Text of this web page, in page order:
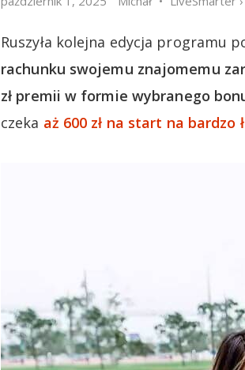
Ruszyła kolejna edycja programu
rachunku swojemu znajomemu
zł premii w formie wybranego
czeka aż 600 zł na start na bardzo